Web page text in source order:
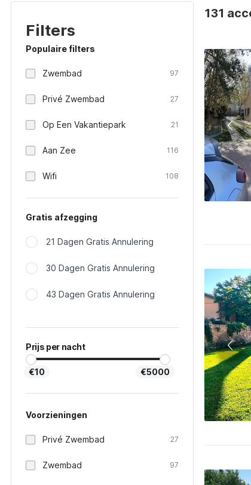
Filters
Populaire filters
Zwembad 97
Privé Zwembad 27
Op Een Vakantiepark 21
Aan Zee 116
Wifi 108
Gratis afzegging
21 Dagen Gratis Annulering
30 Dagen Gratis Annulering
43 Dagen Gratis Annulering
Prijs per nacht
€10 €5000
Voorzieningen
Privé Zwembad 27
Zwembad 97
131